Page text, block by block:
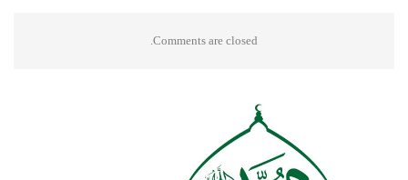
Comments are closed.